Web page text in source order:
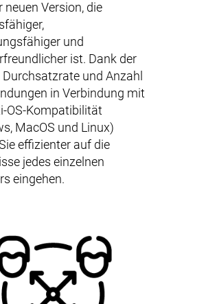
neuen Version, die
und
ist. Dank der
Durchsatzrate und Anzahl
in Verbindung mit
OS-Kompatibilität
MacOS und Linux)
effizienter auf die
jedes einzelnen
eingehen.